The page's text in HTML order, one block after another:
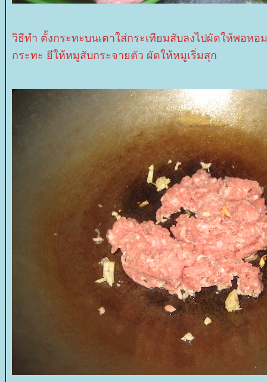
วิธีทำ ตั้งกระทะบนเตาใส่กระเทียมสับลงไปผัดให้พอห
กระทะ ยีให้หมูสับกระจายตัว ผัดให้หมูเริ่มสุก